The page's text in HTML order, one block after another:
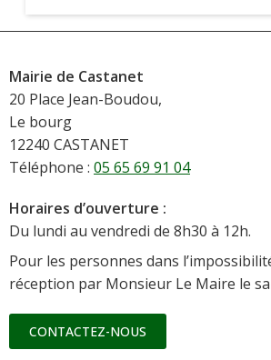
Mairie de Castanet
20 Place Jean-Boudou,
Le bourg
12240 CASTANET
Téléphone : 05 65 69 91 04
Horaires d’ouverture :
Du lundi au vendredi de 8h30 à 12h.
Pour les personnes dans
réception par Monsieur Le Maire le
CONTACTEZ-NOUS